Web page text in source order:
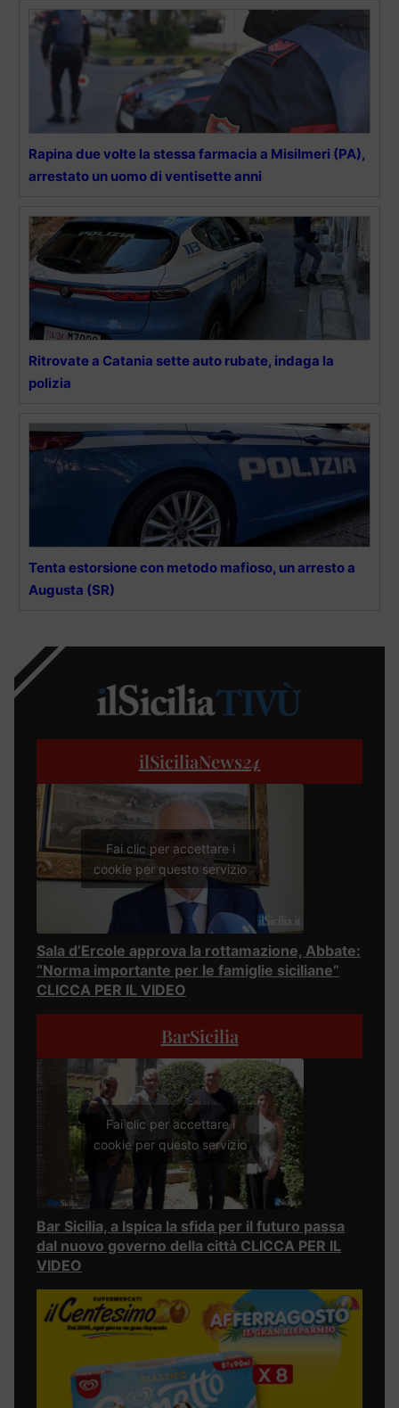
Rapina due volte la stessa farmacia a Misilmeri (PA),
arrestato un uomo di ventisette anni
Ritrovate a Catania sette auto rubate, indaga la
polizia
Tenta estorsione con metodo mafioso, un arresto a
Augusta (SR)
ilSiciliaNews24
Fai clic per accettare i
cookie per questo servizio
Sala d’Ercole approva la rottamazione, Abbate:
“Norma importante per le famiglie siciliane”
CLICCA PER IL VIDEO
BarSicilia
Fai clic per accettare i
cookie per questo servizio
Bar Sicilia, a Ispica la sfida per il futuro passa
dal nuovo governo della città CLICCA PER IL
VIDEO